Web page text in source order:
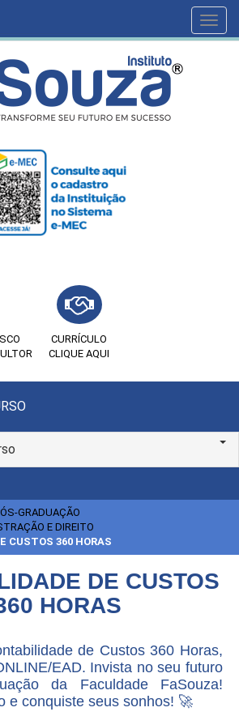
CURRÍCULO
CLIQUE AQUI
GRADUAÇÃO
E DIREITO
CUSTOS 360 HORAS
DE CUSTOS
HORAS
de Custos 360 Horas,
EAD. Invista no seu futuro
da Faculdade FaSouza!
e conquiste seus sonhos! 🚀